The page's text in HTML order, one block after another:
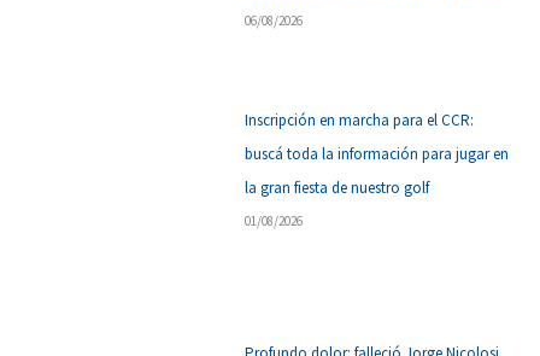
06/08/2026
Inscripción en marcha para el CCR:
buscá toda la información para jugar en
la gran fiesta de nuestro golf
01/08/2026